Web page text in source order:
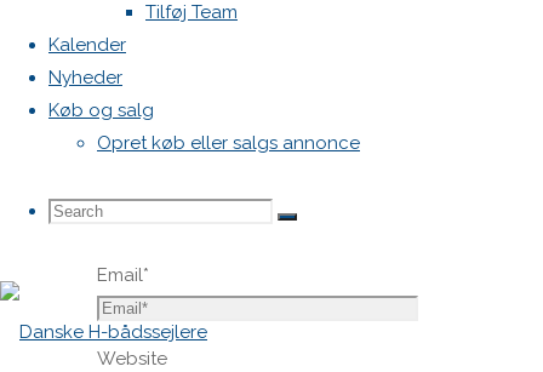
Tilføj Team
Kalender
Nyheder
Køb og salg
Opret køb eller salgs annonce
Search
Search
Search
Email*
Website